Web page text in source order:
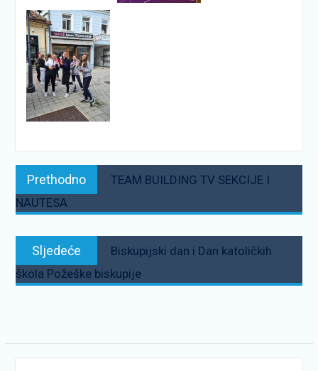
Navigacija
objava
Prethodno
TEAM BUILDING TV SEKCIJE I
NAUTESA
Sljedeće
Biskupijski dan i Dan katoličkih
škola Požeške biskupije